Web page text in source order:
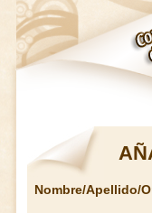
Nombre/Apellido/